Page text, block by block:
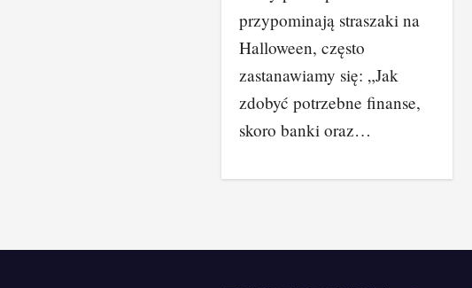
przypominają straszaki na
Halloween, często
zastanawiamy się: „Jak
zdobyć potrzebne finanse,
skoro banki oraz…